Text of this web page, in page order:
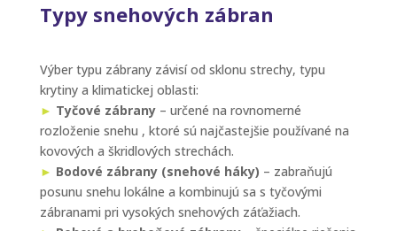
Typy snehových zábran
Výber typu zábrany závisí od sklonu strechy, typu
krytiny a klimatickej oblasti:
► Tyčové zábrany– určené na rovnomerné
rozloženie snehu , ktoré sú najčastejšie používané na
kovových a škridlových strechách.
► Bodové zábrany (snehové háky) – zabraňujú
posunu snehu lokálne a kombinujú sa s tyčovými
zábranami pri vysokých snehových záťažiach.